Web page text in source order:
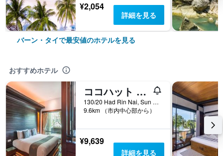
¥2,054
詳細を見る
バーン・タイで最安値のホテルを見る
おすすめホテル
ココハット ビーチ リゾート
130/20 Had Rin Nai, Sun Set, Leela, バーン・タイ, タイ
9.6km （市内中心部から）
¥9,639
詳細を見る